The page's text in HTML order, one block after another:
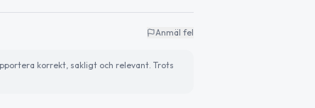
Anmäl fel
korrekt, sakligt och relevant. Trots